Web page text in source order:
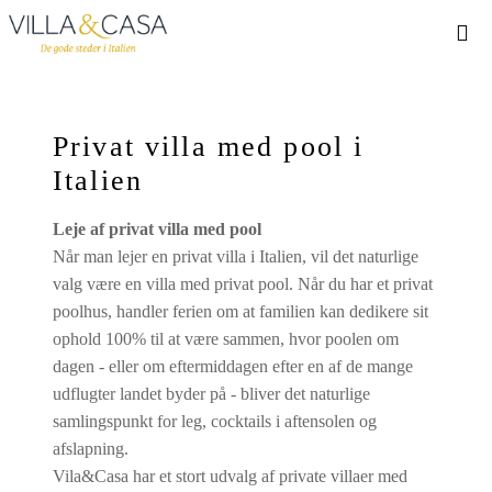
Privat villa med pool i
Italien
Leje af privat villa med pool
Når man lejer en privat villa i Italien, vil det naturlige
valg være en villa med privat pool. Når du har et privat
poolhus, handler ferien om at familien kan dedikere sit
ophold 100% til at være sammen, hvor poolen om
dagen - eller om eftermiddagen efter en af de mange
udflugter landet byder på - bliver det naturlige
samlingspunkt for leg, cocktails i aftensolen og
afslapning.
Vila&Casa har et stort udvalg af private villaer med